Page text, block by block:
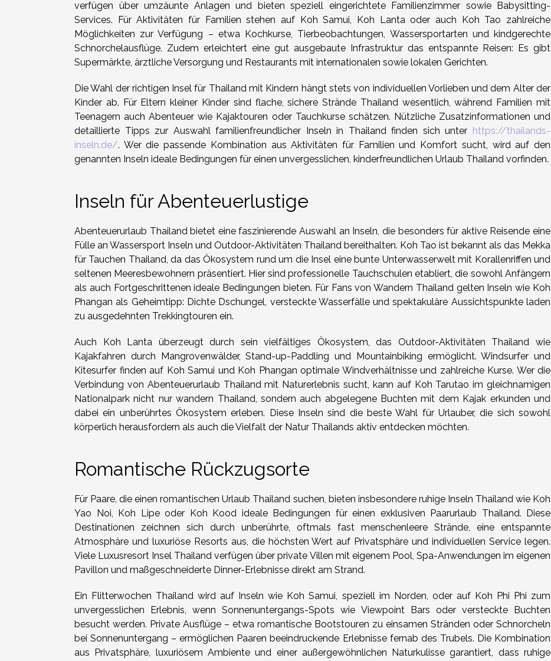
verfügen über umzäunte Anlagen und bieten speziell eingerichtete Familienzimmer sowie Babysitting-
Services. Für Aktivitäten für Familien stehen auf Koh Samui, Koh Lanta oder auch Koh Tao zahlreiche
Möglichkeiten zur Verfügung – etwa Kochkurse, Tierbeobachtungen, Wassersportarten und kindgerechte
Schnorchelausflüge. Zudem erleichtert eine gut ausgebaute Infrastruktur das entspannte Reisen: Es gibt
Supermärkte, ärztliche Versorgung und Restaurants mit internationalen sowie lokalen Gerichten.
Die Wahl der richtigen Insel für Thailand mit Kindern hängt stets von individuellen Vorlieben und dem Alter der
Kinder ab. Für Eltern kleiner Kinder sind flache, sichere Strände Thailand wesentlich, während Familien mit
Teenagern auch Abenteuer wie Kajaktouren oder Tauchkurse schätzen. Nützliche Zusatzinformationen und
detaillierte Tipps zur Auswahl familienfreundlicher Inseln in Thailand finden sich unter https://thailands-
inseln.de/. Wer die passende Kombination aus Aktivitäten für Familien und Komfort sucht, wird auf den
genannten Inseln ideale Bedingungen für einen unvergesslichen, kinderfreundlichen Urlaub Thailand vorfinden.
Inseln für Abenteuerlustige
Abenteuerurlaub Thailand bietet eine faszinierende Auswahl an Inseln, die besonders für aktive Reisende eine
Fülle an Wassersport Inseln und Outdoor-Aktivitäten Thailand bereithalten. Koh Tao ist bekannt als das Mekka
für Tauchen Thailand, da das Ökosystem rund um die Insel eine bunte Unterwasserwelt mit Korallenriffen und
seltenen Meeresbewohnern präsentiert. Hier sind professionelle Tauchschulen etabliert, die sowohl Anfängern
als auch Fortgeschrittenen ideale Bedingungen bieten. Für Fans von Wandern Thailand gelten Inseln wie Koh
Phangan als Geheimtipp: Dichte Dschungel, versteckte Wasserfälle und spektakuläre Aussichtspunkte laden
zu ausgedehnten Trekkingtouren ein.
Auch Koh Lanta überzeugt durch sein vielfältiges Ökosystem, das Outdoor-Aktivitäten Thailand wie
Kajakfahren durch Mangrovenwälder, Stand-up-Paddling und Mountainbiking ermöglicht. Windsurfer und
Kitesurfer finden auf Koh Samui und Koh Phangan optimale Windverhältnisse und zahlreiche Kurse. Wer die
Verbindung von Abenteuerurlaub Thailand mit Naturerlebnis sucht, kann auf Koh Tarutao im gleichnamigen
Nationalpark nicht nur wandern Thailand, sondern auch abgelegene Buchten mit dem Kajak erkunden und
dabei ein unberührtes Ökosystem erleben. Diese Inseln sind die beste Wahl für Urlauber, die sich sowohl
körperlich herausfordern als auch die Vielfalt der Natur Thailands aktiv entdecken möchten.
Romantische Rückzugsorte
Für Paare, die einen romantischen Urlaub Thailand suchen, bieten insbesondere ruhige Inseln Thailand wie Koh
Yao Noi, Koh Lipe oder Koh Kood ideale Bedingungen für einen exklusiven Paarurlaub Thailand. Diese
Destinationen zeichnen sich durch unberührte, oftmals fast menschenleere Strände, eine entspannte
Atmosphäre und luxuriöse Resorts aus, die höchsten Wert auf Privatsphäre und individuellen Service legen.
Viele Luxusresort Insel Thailand verfügen über private Villen mit eigenem Pool, Spa-Anwendungen im eigenen
Pavillon und maßgeschneiderte Dinner-Erlebnisse direkt am Strand.
Ein Flitterwochen Thailand wird auf Inseln wie Koh Samui, speziell im Norden, oder auf Koh Phi Phi zum
unvergesslichen Erlebnis, wenn Sonnenuntergangs-Spots wie Viewpoint Bars oder versteckte Buchten
besucht werden. Private Ausflüge – etwa romantische Bootstouren zu einsamen Stränden oder Schnorcheln
bei Sonnenuntergang – ermöglichen Paaren beeindruckende Erlebnisse fernab des Trubels. Die Kombination
aus Privatsphäre, luxuriösem Ambiente und einer außergewöhnlichen Naturkulisse garantiert, dass ruhige